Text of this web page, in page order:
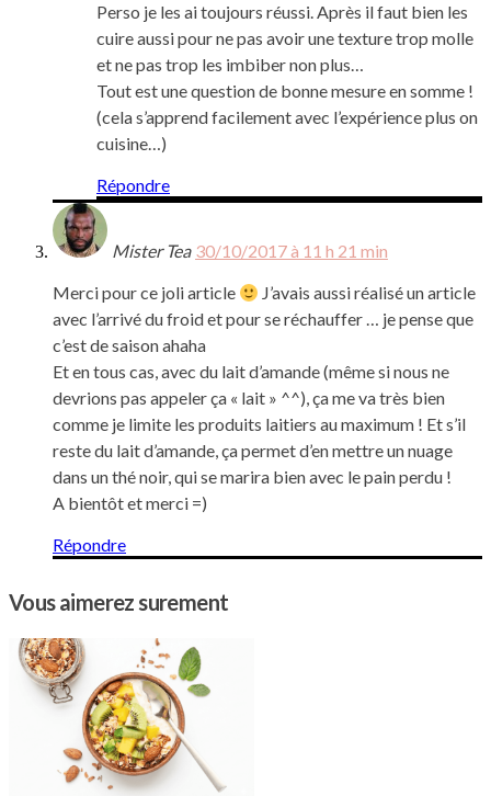
Perso je les ai toujours réussi. Après il faut bien les
cuire aussi pour ne pas avoir une texture trop molle
et ne pas trop les imbiber non plus…
Tout est une question de bonne mesure en somme !
(cela s’apprend facilement avec l’expérience plus on
cuisine…)
Répondre
Mister Tea 30/10/2017 à 11 h 21 min
Merci pour ce joli article
J’avais aussi réalisé un article
avec l’arrivé du froid et pour se réchauffer … je pense que
c’est de saison ahaha
Et en tous cas, avec du lait d’amande (même si nous ne
devrions pas appeler ça « lait » ^^), ça me va très bien
comme je limite les produits laitiers au maximum ! Et s’il
reste du lait d’amande, ça permet d’en mettre un nuage
dans un thé noir, qui se marira bien avec le pain perdu !
A bientôt et merci =)
Répondre
Vous aimerez surement